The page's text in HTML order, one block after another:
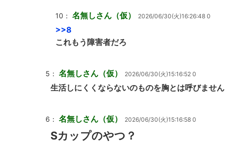
10： 名無しさん（仮） 2026/06/30(火)16:26:48 0
>>8
これもう障害者だろ
5： 名無しさん（仮） 2026/06/30(火)15:16:52 0
生活しにくくならないのものを胸とは呼びません
6： 名無しさん（仮） 2026/06/30(火)15:16:58 0
Sカップのやつ？